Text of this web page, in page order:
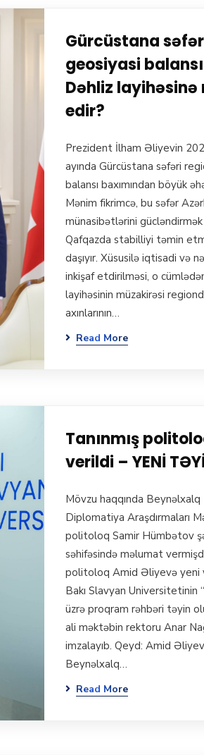
Gürcüstana
geosiyasi
Dəhliz layihəsinə
edir?
Prezident İlham Əliyevin
ayında Gürcüstana səfəri
balansı baxımından böyük
Mənim fikrimcə, bu səfər
münasibətlərini
Qafqazda stabilliyi təmin
daşıyır. Xüsusilə iqtisadi və
inkişaf etdirilməsi, o
layihəsinin müzakirəsi
axınlarının…
Read More
Tanınmış
verildi – YENİ
Mövzu haqqında
Diplomatiya Araşdırmaları
politoloq Samir Hümbətov
səhifəsində məlumat
politoloq Amid Əliyevə yeni
Bakı Slavyan Universitetinin
üzrə proqram rəhbəri təyin
ali məktəbin rektoru Anar
imzalayıb. Qeyd: Amid
Beynəlxalq…
Read More